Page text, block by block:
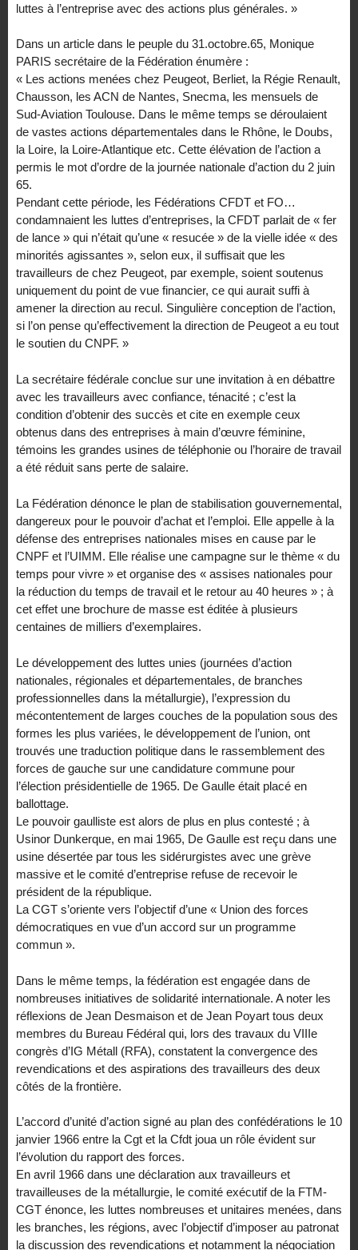
luttes à l’entreprise avec des actions plus générales. »
Dans un article dans le peuple du 31.octobre.65, Monique
PARIS secrétaire de la Fédération énumère :
« Les actions menées chez Peugeot, Berliet, la Régie Renault,
Chausson, les ACN de Nantes, Snecma, les mensuels de
Sud-Aviation Toulouse. Dans le même temps se déroulaient
de vastes actions départementales dans le Rhône, le Doubs,
la Loire, la Loire-Atlantique etc. Cette élévation de l’action a
permis le mot d’ordre de la journée nationale d’action du 2 juin
65.
Pendant cette période, les Fédérations CFDT et FO…
condamnaient les luttes d’entreprises, la CFDT parlait de « fer
de lance » qui n’était qu’une « resucée » de la vielle idée « des
minorités agissantes », selon eux, il suffisait que les
travailleurs de chez Peugeot, par exemple, soient soutenus
uniquement du point de vue financier, ce qui aurait suffi à
amener la direction au recul. Singulière conception de l’action,
si l’on pense qu’effectivement la direction de Peugeot a eu tout
le soutien du CNPF. »
La secrétaire fédérale conclue sur une invitation à en débattre
avec les travailleurs avec confiance, ténacité ; c’est la
condition d’obtenir des succès et cite en exemple ceux
obtenus dans des entreprises à main d’œuvre féminine,
témoins les grandes usines de téléphonie ou l’horaire de travail
a été réduit sans perte de salaire.
La Fédération dénonce le plan de stabilisation gouvernemental,
dangereux pour le pouvoir d’achat et l’emploi. Elle appelle à la
défense des entreprises nationales mises en cause par le
CNPF et l’UIMM. Elle réalise une campagne sur le thème « du
temps pour vivre » et organise des « assises nationales pour
la réduction du temps de travail et le retour au 40 heures » ; à
cet effet une brochure de masse est éditée à plusieurs
centaines de milliers d’exemplaires.
Le développement des luttes unies (journées d’action
nationales, régionales et départementales, de branches
professionnelles dans la métallurgie), l’expression du
mécontentement de larges couches de la population sous des
formes les plus variées, le développement de l’union, ont
trouvés une traduction politique dans le rassemblement des
forces de gauche sur une candidature commune pour
l’élection présidentielle de 1965. De Gaulle était placé en
ballottage.
Le pouvoir gaulliste est alors de plus en plus contesté ; à
Usinor Dunkerque, en mai 1965, De Gaulle est reçu dans une
usine désertée par tous les sidérurgistes avec une grève
massive et le comité d’entreprise refuse de recevoir le
président de la république.
La CGT s’oriente vers l’objectif d’une « Union des forces
démocratiques en vue d’un accord sur un programme
commun ».
Dans le même temps, la fédération est engagée dans de
nombreuses initiatives de solidarité internationale. A noter les
réflexions de Jean Desmaison et de Jean Poyart tous deux
membres du Bureau Fédéral qui, lors des travaux du VIIIe
congrès d’IG Métall (RFA), constatent la convergence des
revendications et des aspirations des travailleurs des deux
côtés de la frontière.
L’accord d’unité d’action signé au plan des confédérations le 10
janvier 1966 entre la Cgt et la Cfdt joua un rôle évident sur
l’évolution du rapport des forces.
En avril 1966 dans une déclaration aux travailleurs et
travailleuses de la métallurgie, le comité exécutif de la FTM-
CGT énonce, les luttes nombreuses et unitaires menées, dans
les branches, les régions, avec l’objectif d’imposer au patronat
la discussion des revendications et notamment la négociation